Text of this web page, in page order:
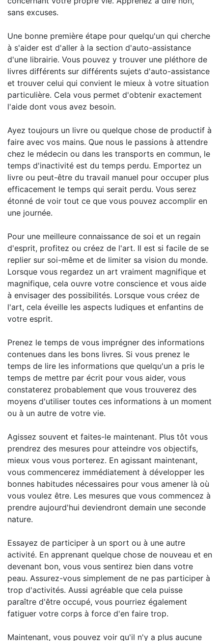
sans excuses.
Une bonne première étape pour quelqu'un qui cherche
à s'aider est d'aller à la section d'auto-assistance
d'une librairie. Vous pouvez y trouver une pléthore de
livres différents sur différents sujets d'auto-assistance
et trouver celui qui convient le mieux à votre situation
particulière. Cela vous permet d'obtenir exactement
l'aide dont vous avez besoin.
Ayez toujours un livre ou quelque chose de productif à
faire avec vos mains. Que nous le passions à attendre
chez le médecin ou dans les transports en commun, le
temps d'inactivité est du temps perdu. Emportez un
livre ou peut-être du travail manuel pour occuper plus
efficacement le temps qui serait perdu. Vous serez
étonné de voir tout ce que vous pouvez accomplir en
une journée.
Pour une meilleure connaissance de soi et un regain
d'esprit, profitez ou créez de l'art. Il est si facile de se
replier sur soi-même et de limiter sa vision du monde.
Lorsque vous regardez un art vraiment magnifique et
magnifique, cela ouvre votre conscience et vous aide
à envisager des possibilités. Lorsque vous créez de
l'art, cela éveille les aspects ludiques et enfantins de
votre esprit.
Prenez le temps de vous imprégner des informations
contenues dans les bons livres. Si vous prenez le
temps de lire les informations que quelqu'un a pris le
temps de mettre par écrit pour vous aider, vous
constaterez probablement que vous trouverez des
moyens d'utiliser toutes ces informations à un moment
ou à un autre de votre vie.
Agissez souvent et faites-le maintenant. Plus tôt vous
prendrez des mesures pour atteindre vos objectifs,
mieux vous vous porterez. En agissant maintenant,
vous commencerez immédiatement à développer les
bonnes habitudes nécessaires pour vous amener là où
vous voulez être. Les mesures que vous commencez à
prendre aujourd'hui deviendront demain une seconde
nature.
Essayez de participer à un sport ou à une autre
activité. En apprenant quelque chose de nouveau et en
devenant bon, vous vous sentirez bien dans votre
peau. Assurez-vous simplement de ne pas participer à
trop d'activités. Aussi agréable que cela puisse
paraître d'être occupé, vous pourriez également
fatiguer votre corps à force d'en faire trop.
Maintenant, vous pouvez voir qu'il n'y a plus aucune